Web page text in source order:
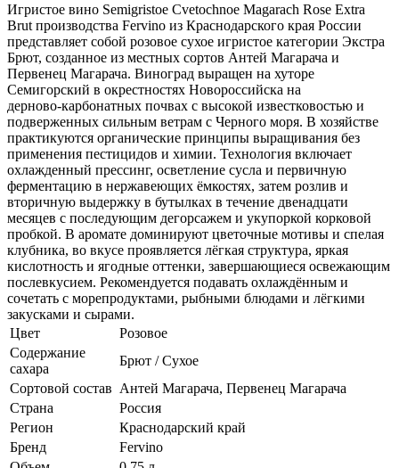
Игристое вино Semigristoe Cvetochnoe Magarach Rose Extra
Brut производства Fervino из Краснодарского края России
представляет собой розовое сухое игристое категории Экстра
Брют, созданное из местных сортов Антей Магарача и
Первенец Магарача. Виноград выращен на хуторе
Семигорский в окрестностях Новороссийска на
дерново‑карбонатных почвах с высокой известковостью и
подверженных сильным ветрам с Черного моря. В хозяйстве
практикуются органические принципы выращивания без
применения пестицидов и химии. Технология включает
охлажденный прессинг, осветление сусла и первичную
ферментацию в нержавеющих ёмкостях, затем розлив и
вторичную выдержку в бутылках в течение двенадцати
месяцев с последующим дегорсажем и укупоркой корковой
пробкой. В аромате доминируют цветочные мотивы и спелая
клубника, во вкусе проявляется лёгкая структура, яркая
кислотность и ягодные оттенки, завершающиеся освежающим
послевкусием. Рекомендуется подавать охлаждённым и
сочетать с морепродуктами, рыбными блюдами и лёгкими
закусками и сырами.
Цвет
Розовое
Содержание
сахара
Брют / Сухое
Сортовой состав Антей Магарача, Первенец Магарача
Страна
Россия
Регион
Краснодарский край
Бренд
Fervino